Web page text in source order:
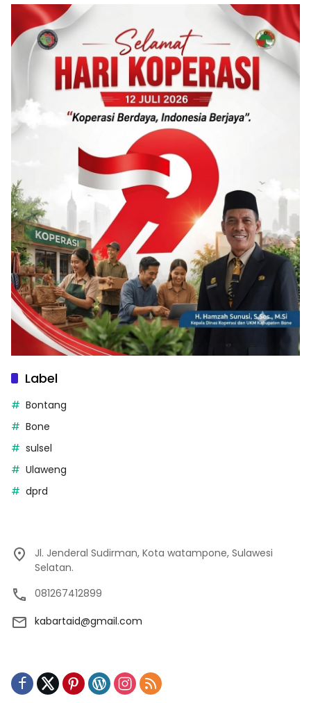
Label
Bontang
Bone
sulsel
Ulaweng
dprd
Jl. Jenderal Sudirman, Kota watampone, Sulawesi
Selatan.
081267412899
kabartaid@gmail.com